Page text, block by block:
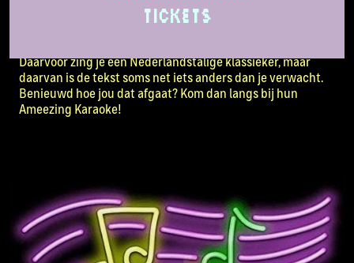
TICKETS
veel codewisselingen voor. In dit onderzoek wil de
Daarvoor zing je een Nederlandstalige klassieker, maar
daarvan is de tekst soms net iets anders dan je verwacht.
Benieuwd hoe jou dat afgaat? Kom dan langs bij hun
Ameezing Karaoke!